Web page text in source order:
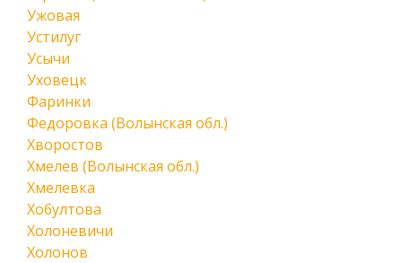
Ужовая
Устилуг
Усычи
Уховецк
Фаринки
Федоровка (Волынская обл.)
Хворостов
Хмелев (Волынская обл.)
Хмелевка
Хобултова
Холоневичи
Холонов